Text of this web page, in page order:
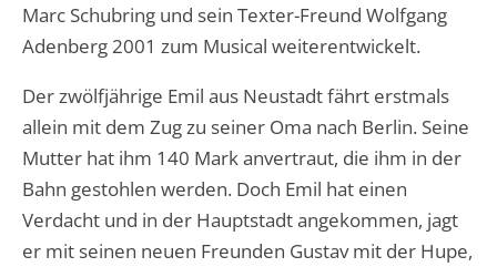
Marc Schubring und sein Texter-Freund Wolfgang
Adenberg 2001 zum Musical weiterentwickelt.
Der zwölfjährige Emil aus Neustadt fährt erstmals
allein mit dem Zug zu seiner Oma nach Berlin. Seine
Mutter hat ihm 140 Mark anvertraut, die ihm in der
Bahn gestohlen werden. Doch Emil hat einen
Verdacht und in der Hauptstadt angekommen, jagt
er mit seinen neuen Freunden Gustav mit der Hupe,